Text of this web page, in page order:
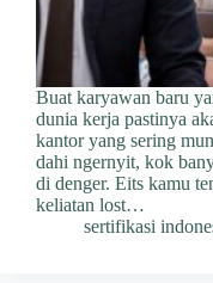
Buat karyawan baru
dunia kerja pastinya
kantor yang sering
dahi ngernyit, kok
di denger. Eits kamu
keliatan lost…
sertifikasi